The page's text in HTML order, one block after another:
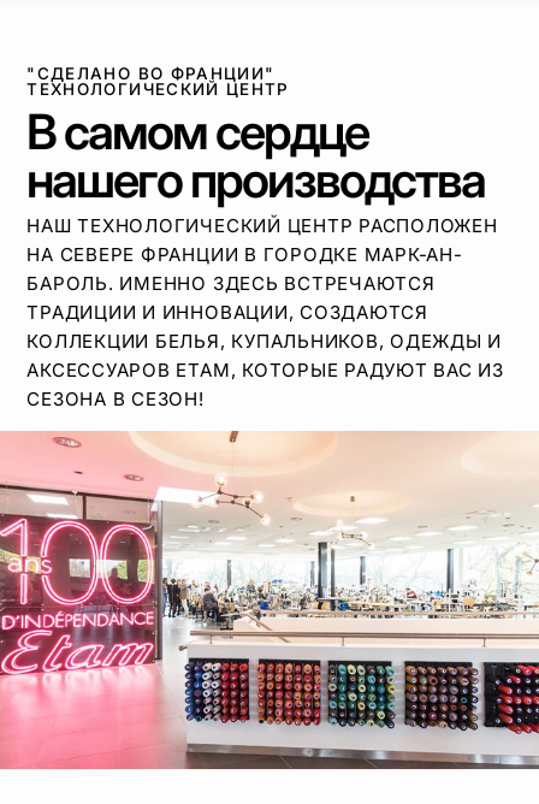
"СДЕЛАНО ВО ФРАНЦИИ"
ТЕХНОЛОГИЧЕСКИЙ ЦЕНТР
В самом сердце
нашего производства
НАШ ТЕХНОЛОГИЧЕСКИЙ ЦЕНТР РАСПОЛОЖЕН
НА СЕВЕРЕ ФРАНЦИИ В ГОРОДКЕ МАРК-АН-
БАРОЛЬ. ИМЕННО ЗДЕСЬ ВСТРЕЧАЮТСЯ
ТРАДИЦИИ И ИННОВАЦИИ, СОЗДАЮТСЯ
КОЛЛЕКЦИИ БЕЛЬЯ, КУПАЛЬНИКОВ, ОДЕЖДЫ И
АКСЕССУАРОВ ETAM, КОТОРЫЕ РАДУЮТ ВАС ИЗ
СЕЗОНА В СЕЗОН!